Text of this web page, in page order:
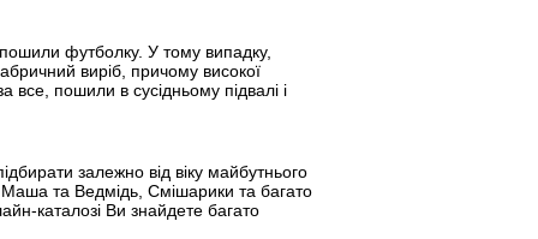
футболку. У тому випадку,
виріб, причому високої
пошили в сусідньому підвалі і
залежно від віку майбутнього
Маша та Ведмідь, Смішарики та багато
каталозі Ви знайдете багато